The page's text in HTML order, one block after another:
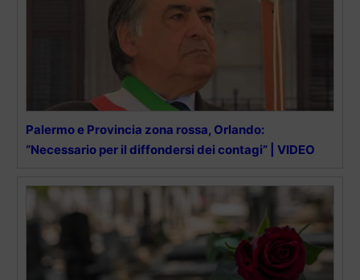
Palermo e Provincia zona rossa, Orlando:
“Necessario per il diffondersi dei contagi” | VIDEO